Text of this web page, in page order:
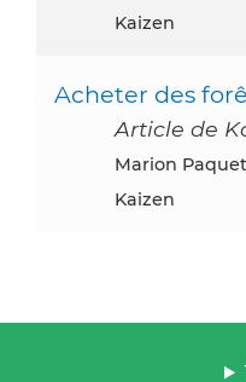
Kaizen
Acheter des
Article de
Marion
Kaizen